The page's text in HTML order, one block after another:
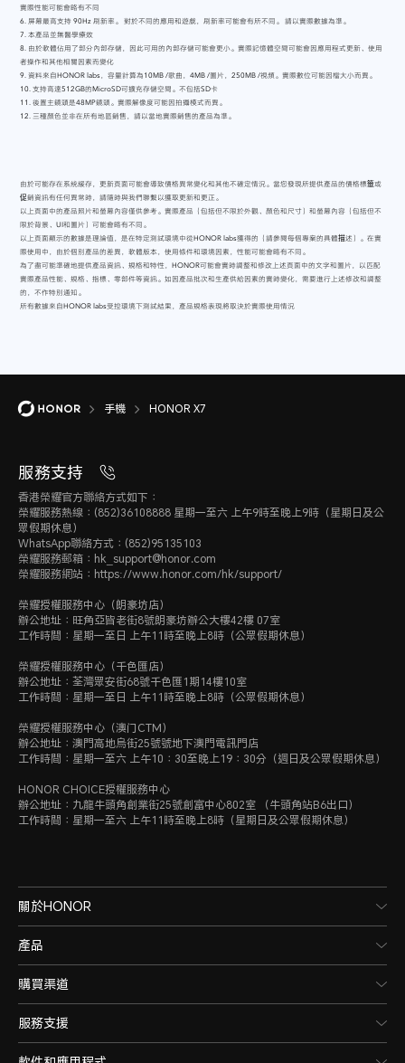
實際性能可能會略有不同
6. 屏幕最高支持 90Hz 刷新率。 對於不同的應用和遊戲，刷新率可能會有所不同。 請以實際數據為準。
7. 本產品並無醫學療效
8. 由於軟體佔用了部分內部存儲，因此可用的內部存儲可能會更小。實際記憶體空間可能會因應用程式更新、使用
者操作和其他相關因素而變化
9. 資料來自HONOR labs，容量計算為10MB /歌曲，4MB /圖片，250MB /視頻。實際數位可能因檔大小而異。
10. 支持高達512GB的MicroSD可擴充存儲空間。不包括SD卡
11. 後置主鏡頭是48MP鏡頭。實際解像度可能因拍攝模式而異。
12. 三種顏色並非在所有地區銷售，請以當地實際銷售的產品為準。
由於可能存在系統緩存，更新頁面可能會導致價格異常變化和其他不確定情況。當您發現所提供產品的價格標籤或
促銷資訊有任何異常時，請隨時與我們聯繫以獲取更新和更正。
以上頁面中的產品照片和螢幕內容僅供參考。實際產品（包括但不限於外觀、顏色和尺寸）和螢幕內容（包括但不
限於背景、UI和圖片）可能會略有不同。
以上頁面顯示的數據是理論值，是在特定測試環境中從HONOR labs獲得的（請參閱每個專案的具體描述）。在實
際使用中，由於個別產品的差異，軟體版本，使用條件和環境因素，性能可能會略有不同。
為了盡可能準確地提供產品資訊、規格和特性，HONOR可能會實時調整和修改上述頁面中的文字和圖片，以匹配
實際產品性能、規格、指標、零部件等資訊。如因產品批次和生產供給因素的實時變化，需要進行上述修改和調整
的，不作特別通知。
所有數據來自HONOR labs受控環境下測試結果，產品規格表現將取決於實際使用情況
手機 HONOR X7
服務支持
香港榮耀官方聯絡方式如下：
榮耀服務熱線：(852)36108888 星期一至六 上午9時至晚上9時（星期日及公
眾假期休息）
WhatsApp聯絡方式：(852)95135103
榮耀服務郵箱：hk_support@honor.com
榮耀服務網站：https://www.honor.com/hk/support/
榮耀授權服務中心（朗豪坊店）
辦公地址：旺角亞皆老街8號朗豪坊辦公大樓42樓 07室
工作時間：星期一至日 上午11時至晚上8時（公眾假期休息）
榮耀授權服務中心（千色匯店）
辦公地址：荃灣眾安街68號千色匯1期14樓10室
工作時間：星期一至日 上午11時至晚上8時（公眾假期休息）
榮耀授權服務中心（澳门CTM）
辦公地址：澳門高地烏街25號號地下澳門電訊門店
工作時間：星期一至六 上午10：30至晚上19：30分（週日及公眾假期休息）
HONOR CHOICE授權服務中心
辦公地址：九龍牛頭角創業街25號創富中心802室 （牛頭角站B6出口）
工作時間：星期一至六 上午11時至晚上8時（星期日及公眾假期休息）
關於HONOR
產品
購買渠道
服務支援